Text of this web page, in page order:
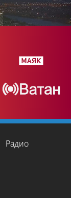
Радио